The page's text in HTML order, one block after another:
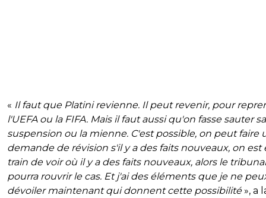
« Il faut que Platini revienne. Il peut revenir, pour
l'UEFA ou la FIFA. Mais il faut aussi qu'on fasse sauter sa
suspension ou la mienne. C'est possible, on peut faire
demande de révision s'il y a des faits nouveaux, on est
train de voir où il y a des faits nouveaux, alors le tribunal
pourra rouvrir le cas. Et j'ai des éléments que je ne
dévoiler maintenant qui donnent cette possibilité», a